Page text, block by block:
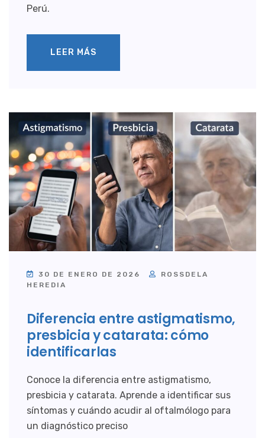
Perú.
LEER MÁS
30 DE ENERO DE 2026
ROSSDELA
HEREDIA
Diferencia entre astigmatismo,
presbicia y catarata: cómo
identificarlas
Conoce la diferencia entre astigmatismo,
presbicia y catarata. Aprende a identificar sus
síntomas y cuándo acudir al oftalmólogo para
un diagnóstico preciso